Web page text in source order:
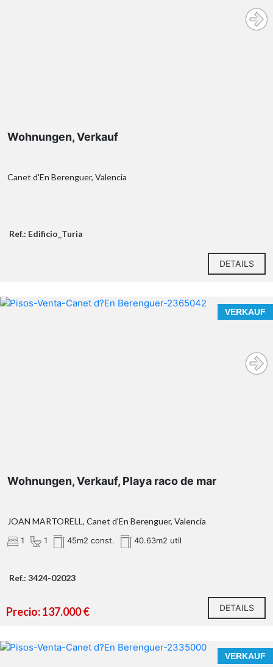
Wohnungen, Verkauf
Canet d'En Berenguer, Valencia
Ref.: Edificio_Turia
DETAILS
VERKAUF
Wohnungen, Verkauf, Playa raco de mar
JOAN MARTORELL, Canet d'En Berenguer, Valencia
1 1 45m2 const. 40.63m2 util
Ref.: 3424-02023
Precio: 137.000 € DETAILS
VERKAUF